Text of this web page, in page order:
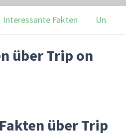
Interessante Fakten Unsere
über Trip on
über Trip